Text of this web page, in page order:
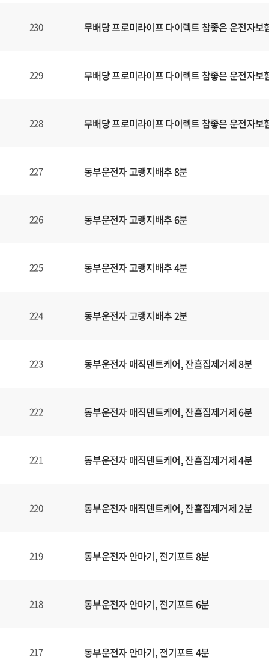
230 무배당 프로미라이프 다이렉트 참좋은 운전자보
229 무배당 프로미라이프 다이렉트 참좋은 운전자보
228 무배당 프로미라이프 다이렉트 참좋은 운전자보
227 동부운전자 고랭지배추 8분
226 동부운전자 고랭지배추 6분
225 동부운전자 고랭지배추 4분
224 동부운전자 고랭지배추 2분
223 동부운전자 매직덴트케어, 잔흠집제거제 8분
222 동부운전자 매직덴트케어, 잔흠집제거제 6분
221 동부운전자 매직덴트케어, 잔흠집제거제 4분
220 동부운전자 매직덴트케어, 잔흠집제거제 2분
219 동부운전자 안마기, 전기포트 8분
218 동부운전자 안마기, 전기포트 6분
217 동부운전자 안마기, 전기포트 4분